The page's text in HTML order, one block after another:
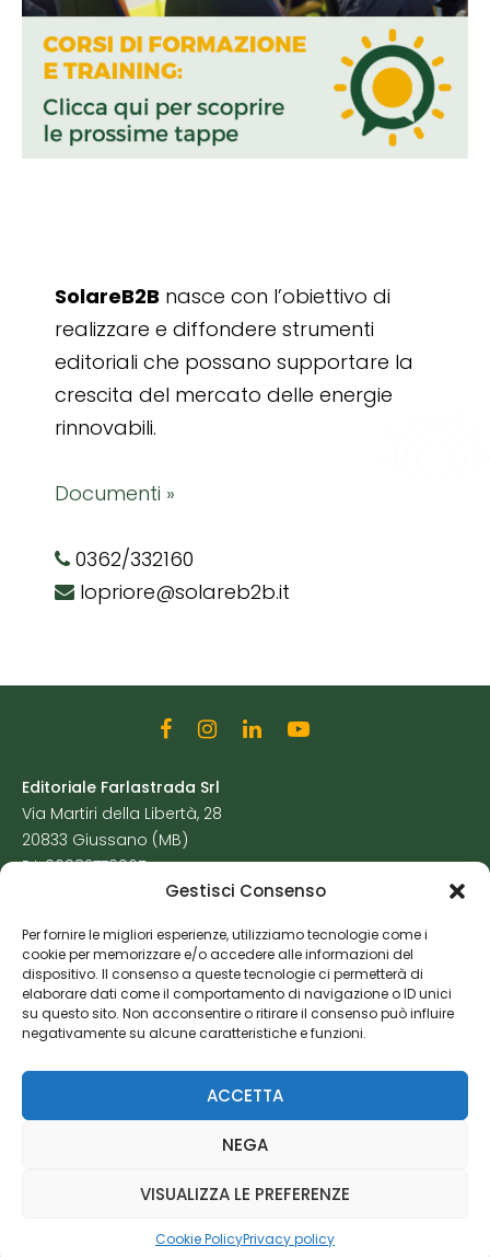
Gestisci Consenso
Per fornire le migliori esperienze, utilizziamo tecnologie come i
cookie per memorizzare e/o accedere alle informazioni del
dispositivo. Il consenso a queste tecnologie ci permetterà di
elaborare dati come il comportamento di navigazione o ID unici
su questo sito. Non acconsentire o ritirare il consenso può influire
negativamente su alcune caratteristiche e funzioni.
ACCETTA
NEGA
VISUALIZZA LE PREFERENZE
Cookie PolicyPrivacy policy
SolareB2B nasce con l’obiettivo di
realizzare e diffondere strumenti
editoriali che possano supportare la
crescita del mercato delle energie
rinnovabili.
Documenti »
0362/332160
lopriore@solareb2b.it
Editoriale Farlastrada Srl
Via Martiri della Libertà, 28
20833 Giussano (MB)
P.I. 06982770965
Cookie Policy
Risorse Aggiuntive